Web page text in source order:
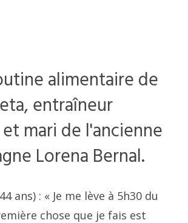
alimentaire de
entraîneur
mari de l'ancienne
Lorena Bernal.
ans) : « Je me lève à 5h30 du
chose que je fais est